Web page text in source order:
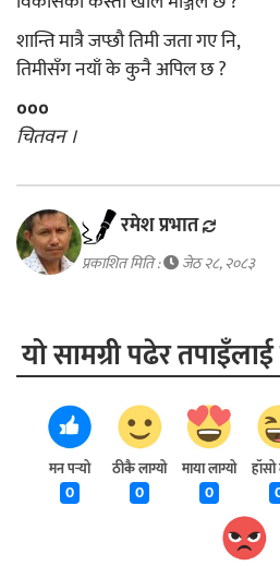
शान्ति मात्रै जप्छौ तिमी जता गए नि,
तिमीसँग नयाँ के कुनै अपिल छ ?
०००
चितवन ।
रमेश प्रभात
प्रकाशित मिति : जेठ २८, २०८३
यो सामग्री पढेर
मन पर्‍यो
0
ठीकै लाग्यो
0
माया लाग्यो
0
हाँसो